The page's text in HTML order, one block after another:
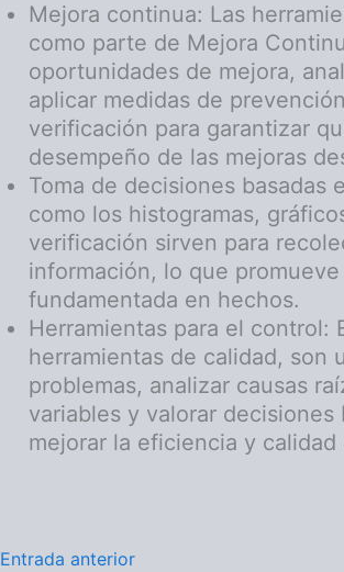
Mejora continua: Las
como parte de Mejora
oportunidades de mejora,
aplicar medidas de
verificación para garantizar
desempeño de las mejoras
Toma de decisiones basadas
como los histogramas,
verificación sirven para
información, lo que
fundamentada en hechos.
Herramientas para el control:
herramientas de calidad, son
problemas, analizar causas
variables y valorar decisiones
mejorar la eficiencia y
Entrada anterior